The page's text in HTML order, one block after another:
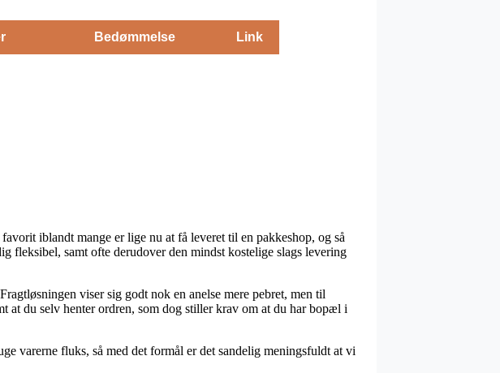
Bedømmelse Link
iblandt mange er lige nu at få leveret til en pakkeshop, og så
samt ofte derudover den mindst kostelige slags levering
viser sig godt nok en anelse mere pebret, men til
du selv henter ordren, som dog stiller krav om at du har bopæl i
varerne fluks, så med det formål er det sandelig meningsfuldt at vi